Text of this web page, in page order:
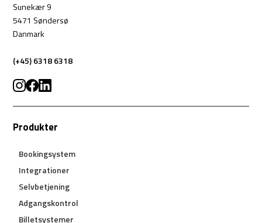
Sunekær 9
5471 Søndersø
Danmark
(+45) 6318 6318
Produkter
Bookingsystem
Integrationer
Selvbetjening
Adgangskontrol
Billetsystemer